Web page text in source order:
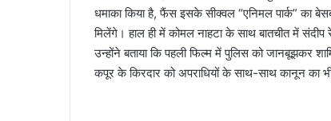
धमाका किया है, फैंस इसके सीक्वल “एनिमल पार्क” का
मिलेंगे। हाल ही में कोमल नाहटा के साथ बातचीत में संदीप
उन्होंने बताया कि पहली फिल्म में पुलिस को जानबूझकर
कपूर के किरदार को अपराधियों के साथ-साथ कानून का